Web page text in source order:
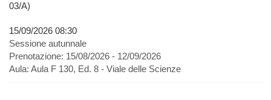
03/A)
15/09/2026 08:30
Sessione autunnale
Prenotazione: 15/08/2026 - 12/09/2026
Aula: Aula F 130, Ed. 8 - Viale delle Scienze